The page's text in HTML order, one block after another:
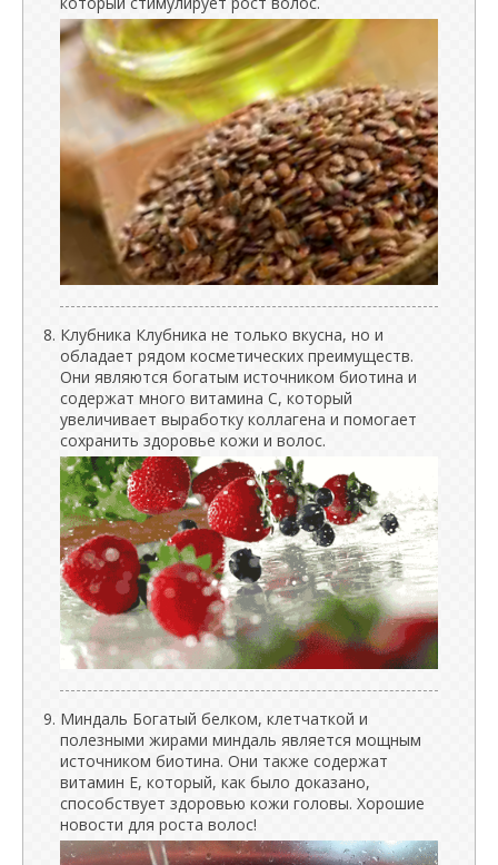
Клубника Клубника не только вкусна, но и
обладает рядом косметических преимуществ.
Они являются богатым источником биотина и
содержат много витамина С, который
увеличивает выработку коллагена и помогает
сохранить здоровье кожи и волос.
Миндаль Богатый белком, клетчаткой и
полезными жирами миндаль является мощным
источником биотина. Они также содержат
витамин Е, который, как было доказано,
способствует здоровью кожи головы. Хорошие
новости для роста волос!